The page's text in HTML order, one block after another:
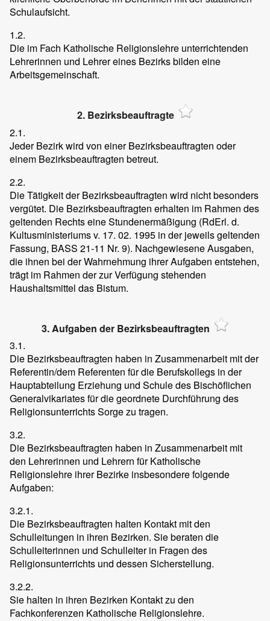
Schulaufsicht.
1.2.
Die im Fach Katholische Religionslehre unterrichtenden
Lehrerinnen und Lehrer eines Bezirks bilden eine
Arbeitsgemeinschaft.
2. Bezirksbeauftragte
2.1.
Jeder Bezirk wird von einer Bezirksbeauftragten oder
einem Bezirksbeauftragten betreut.
2.2.
Die Tätigkeit der Bezirksbeauftragten wird nicht besonders
vergütet. Die Bezirksbeauftragten erhalten im Rahmen des
geltenden Rechts eine Stundenermäßigung (RdErl. d.
Kultusministeriums v. 17. 02. 1995 in der jeweils geltenden
Fassung, BASS 21-11 Nr. 9). Nachgewiesene Ausgaben,
die ihnen bei der Wahrnehmung ihrer Aufgaben entstehen,
trägt im Rahmen der zur Verfügung stehenden
Haushaltsmittel das Bistum.
3. Aufgaben der Bezirksbeauftragten
3.1.
Die Bezirksbeauftragten haben in Zusammenarbeit mit der
Referentin/dem Referenten für die Berufskollegs in der
Hauptabteilung Erziehung und Schule des Bischöflichen
Generalvikariates für die geordnete Durchführung des
Religionsunterrichts Sorge zu tragen.
3.2.
Die Bezirksbeauftragten haben in Zusammenarbeit mit
den Lehrerinnen und Lehrern für Katholische
Religionslehre ihrer Bezirke insbesondere folgende
Aufgaben:
3.2.1.
Die Bezirksbeauftragten halten Kontakt mit den
Schulleitungen in ihren Bezirken. Sie beraten die
Schulleiterinnen und Schulleiter in Fragen des
Religionsunterrichts und dessen Sicherstellung.
3.2.2.
Sie halten in ihren Bezirken Kontakt zu den
Fachkonferenzen Katholische Religionslehre.